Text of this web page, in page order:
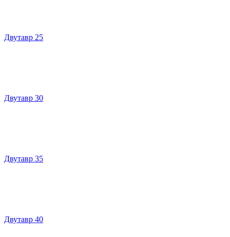
Двутавр 25
Двутавр 30
Двутавр 35
Двутавр 40